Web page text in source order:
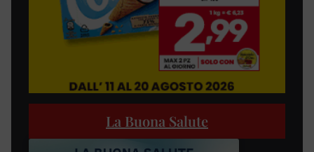
La Buona Salute